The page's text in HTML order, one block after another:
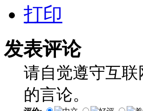
打印
发表评论
请自觉遵守互
的言论。